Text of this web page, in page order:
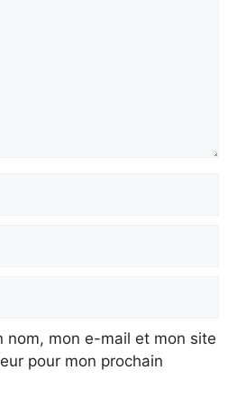
nom, mon e-mail et mon site
pour mon prochain